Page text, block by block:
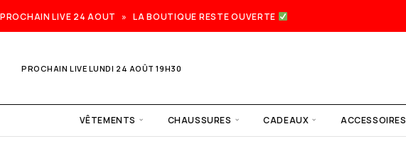
PROCHAIN LIVE 24 AOUT » LA BOUTIQUE RESTE OUVERTE
PROCHAIN LIVE LUNDI 24 AOÛT 19H30
VÊTEMENTS CHAUSSURES CADEAUX ACCESSOIRES